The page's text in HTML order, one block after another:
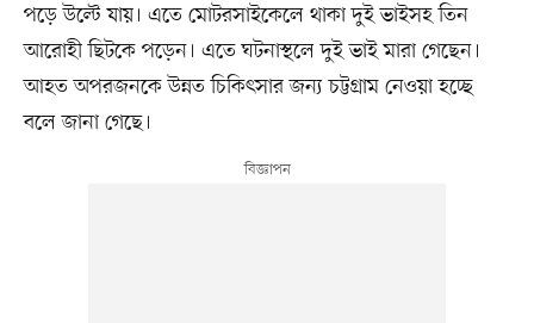
পড়ে উল্টে যায়। এতে মোটরসাইকেলে থাকা দুই ভাইসহ তিন
আরোহী ছিটকে পড়েন। এতে ঘটনাস্থলে দুই ভাই মারা গেছেন।
আহত অপরজনকে উন্নত চিকিৎসার জন্য চট্টগ্রাম নেওয়া হচ্ছে
বলে জানা গেছে।